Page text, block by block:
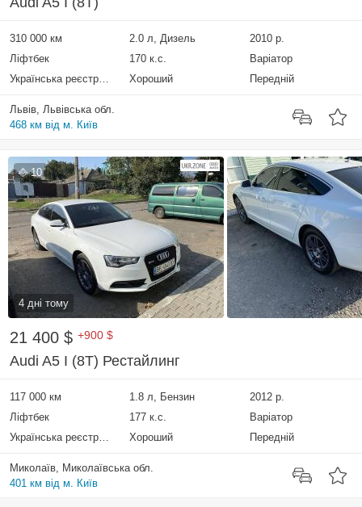
310 000 км 2.0 л, Дизель
2010 р.
Ліфтбек
170 к.с.
Варіатор
Українська реєстрація
Хороший Передній
Львів, Львівська обл.
468 км від м. Київ
10
4 дні тому
21 400 $ +900 $
Audi A5 I (8T) Рестайлинг
117 000 км 1.8 л, Бензин
2012 р.
Ліфтбек
177 к.с.
Варіатор
Українська реєстрація
Хороший Передній
Миколаїв, Миколаївська обл.
401 км від м. Київ